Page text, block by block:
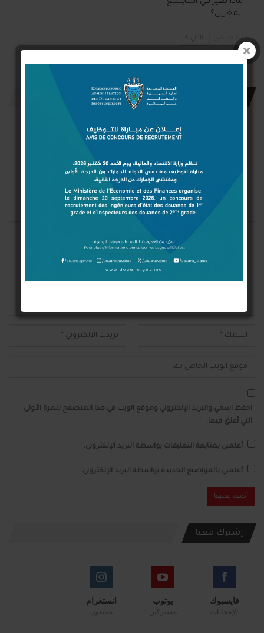
المغربي؟
التالي
Connect with:
Login With Twitter
لن يتم نشر عنوان بريدك الإلكتروني.
احفظ اسمي والبريد الإلكتروني وموقع الويب في هذا المتصفح للمرة الأولى
التي أعلق فيها.
أعلمني بمتابعة التعليقات بواسطة البريد الإلكتروني.
أعلمني بالمواضيع الجديدة بواسطة البريد الإلكتروني.
إشترك معنا
فايسبوك
الإعجابات
يوتوب
مشتركين
انستغرام
متابعون